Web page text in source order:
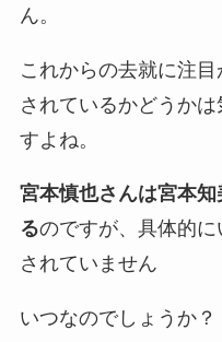
ん。
これからの去就に注
されているかどうか
すよね。
宮本慎也さんは宮本
るのですが、具体的
されていません
いつなのでしょうか？